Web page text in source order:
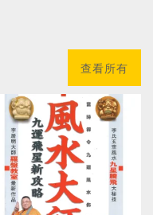
查看所有